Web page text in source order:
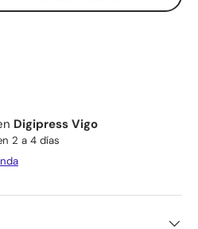
Digipress Vigo
2 a 4 días